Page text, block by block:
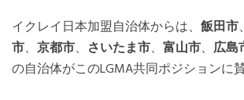
イクレイ日本加盟自治体からは、 飯田市、
市、 京都市、 さいたま市、 富山市、 広島
の自治体がこのLGMA共同ポジションに